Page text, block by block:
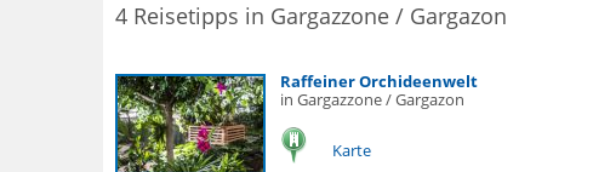
4 Reisetipps in Gargazzone / Gargazon
Raffeiner Orchideenwelt
in Gargazzone / Gargazon
Karte